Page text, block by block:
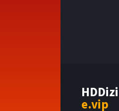
HDDizi
e.vip